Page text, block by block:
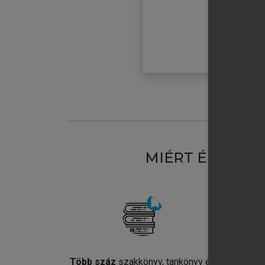
MIÉRT
Több száz szakkönyv, tankönyv és